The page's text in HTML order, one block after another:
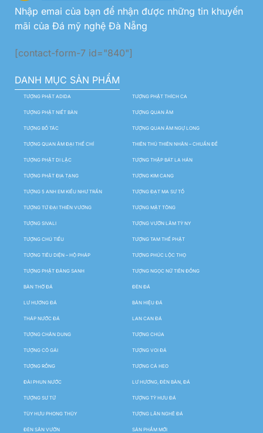
Nhập emai của bạn để nhận được những tin khuyến
mãi của Đá mỹ nghệ Đà Nẵng
[contact-form-7 id="840"]
DANH MỤC SẢN PHẨM
TƯỢNG PHẬT ADIDA TƯỢNG PHẬT THÍCH CA
TƯỢNG PHẬT NIẾT BÀN TƯỢNG QUAN ÂM
TƯỢNG BỒ TÁC TƯỢNG QUAN ÂM NGỰ LONG
TƯỢNG QUAN ÂM ĐẠI THẾ CHÍ THIÊN THỦ THIÊN NHÃN – CHUẨN ĐỀ
TƯỢNG PHẬT DI LẶC TƯỢNG THẬP BÁT LA HÁN
TƯỢNG PHẬT ĐỊA TẠNG TƯỢNG KIM CANG
TƯỢNG 5 ANH EM KIỀU NHƯ TRẦN TƯỢNG ĐẠT MA SƯ TỔ
TƯỢNG TỨ ĐẠI THIÊN VƯƠNG TƯỢNG MẬT TÔNG
TƯỢNG SIVALI TƯỢNG VƯỜN LÂM TỲ NY
TƯỢNG CHÚ TIỂU TƯỢNG TAM THẾ PHẬT
TƯỢNG TIÊU DIỆN – HỘ PHÁP TƯỢNG PHÚC LỘC THỌ
TƯỢNG PHẬT ĐẢNG SANH TƯỢNG NGỌC NỮ TIÊN ĐỒNG
BÀN THỜ ĐÁ ĐÈN ĐÁ
LƯ HƯƠNG ĐÁ BẢN HIỆU ĐÁ
THÁP NƯỚC ĐÁ LAN CAN ĐÁ
TƯỢNG CHÂN DUNG TƯỢNG CHÚA
TƯỢNG CÔ GÁI TƯỢNG VOI ĐÁ
TƯỢNG RỒNG TƯỢNG CÁ HEO
ĐÀI PHUN NƯỚC LƯ HƯƠNG, ĐÈN BÀN, ĐÁ
TƯỢNG SƯ TỬ TƯỢNG TỲ HƯU ĐÁ
TÙY HƯU PHONG THỦY TƯỢNG LÂN NGHÊ ĐÁ
ĐÈN SÂN VƯỜN SẢN PHẨM MỚI